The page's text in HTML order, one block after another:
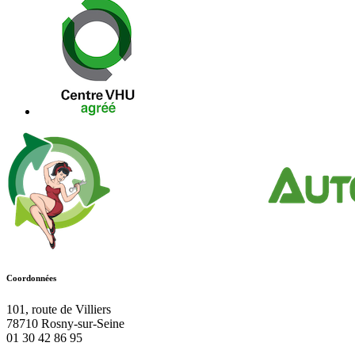
Coordonnées
101, route de Villiers
78710 Rosny-sur-Seine
01 30 42 86 95